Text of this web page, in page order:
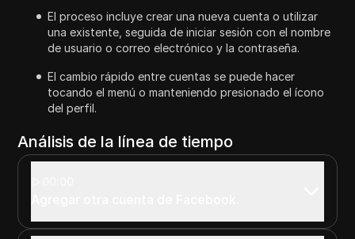
El proceso incluye crear una nueva cuenta o utilizar
una existente, seguida de iniciar sesión con el nombre
de usuario o correo electrónico y la contraseña.
El cambio rápido entre cuentas se puede hacer
tocando el menú o manteniendo presionado el ícono
del perfil.
Análisis de la línea de tiempo